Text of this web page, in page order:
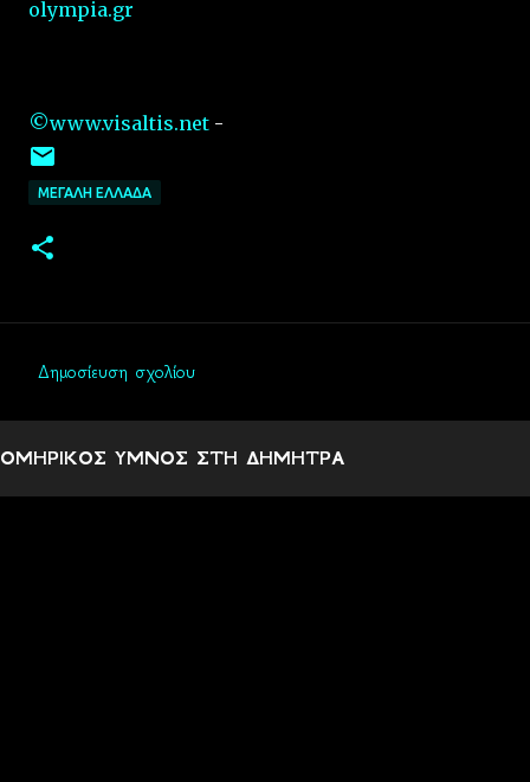
olympia.gr
©www.visaltis.net -
ΜΕΓΑΛΗ ΕΛΛΑΔΑ
ό
λ
Δημοσίευση σχολίου
ΟΜΗΡΙΚΟΣ ΥΜΝΟΣ ΣΤΗ ΔΗΜΗΤΡΑ